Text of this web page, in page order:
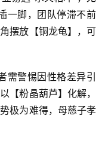
一脚，团队停滞不前
摆放【铜龙龟】，可
需警惕因性格差异引
【粉晶葫芦】化解，
极为难得，母慈子孝